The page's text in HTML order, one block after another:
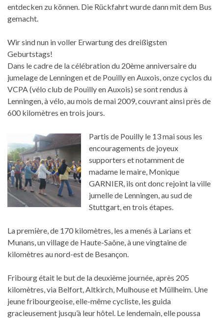
entdecken zu können. Die Rückfahrt wurde dann mit dem Bus
gemacht.
Wir sind nun in voller Erwartung des dreißigsten
Geburtstags!
Dans le cadre de la célébration du 20ème anniversaire du
jumelage de Lenningen et de Pouilly en Auxois, onze cyclos du
VCPA (vélo club de Pouilly en Auxois) se sont rendus à
Lenningen, à vélo, au mois de mai 2009, couvrant ainsi près de
600 kilomètres en trois jours.
Partis de Pouilly le 13 mai sous les
encouragements de joyeux
supporters et notamment de
madame le maire, Monique
GARNIER, ils ont donc rejoint la ville
jumelle de Lenningen, au sud de
Stuttgart, en trois étapes.
La première, de 170 kilomètres, les a menés à Larians et
Munans, un village de Haute-Saône, à une vingtaine de
kilomètres au nord-est de Besançon.
Fribourg était le but de la deuxième journée, après 205
kilomètres, via Belfort, Altkirch, Mulhouse et Müllheim. Une
jeune fribourgeoise, elle-même cycliste, les guida
gracieusement jusqu’à leur hôtel. Le lendemain, elle poussa